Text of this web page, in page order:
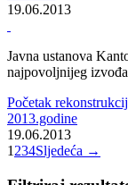
Usvojena Prostorna
isplata studentskih
27.06.2013